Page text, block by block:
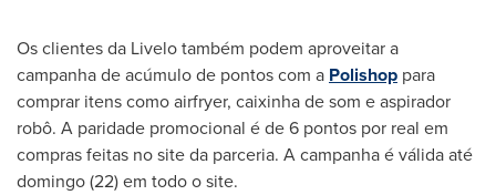
Os clientes da Livelo também podem aproveitar a
campanha de acúmulo de pontos com a Polishop para
comprar itens como airfryer, caixinha de som e aspirador
robô. A paridade promocional é de 6 pontos por real em
compras feitas no site da parceria. A campanha é válida até
domingo (22) em todo o site.